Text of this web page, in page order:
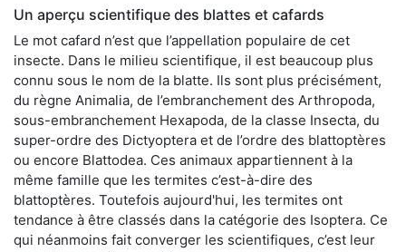
Un aperçu scientifique des blattes et cafards
Le mot cafard n’est que l’appellation populaire de cet
insecte. Dans le milieu scientifique, il est beaucoup plus
connu sous le nom de la blatte. Ils sont plus précisément,
du règne Animalia, de l’embranchement des Arthropoda,
sous-embranchement Hexapoda, de la classe Insecta, du
super-ordre des Dictyoptera et de l’ordre des blattoptères
ou encore Blattodea. Ces animaux appartiennent à la
même famille que les termites c’est-à-dire des
blattoptères. Toutefois aujourd'hui, les termites ont
tendance à être classés dans la catégorie des Isoptera. Ce
qui néanmoins fait converger les scientifiques, c’est leur